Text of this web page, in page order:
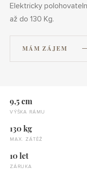
Elektricky
až do 130 Kg.
MÁM ZÁJEM
VÝŠKA RÁMU
9,5 cm
MAX. ZÁTĚŽ
130 kg
ZÁRUKA
10 let